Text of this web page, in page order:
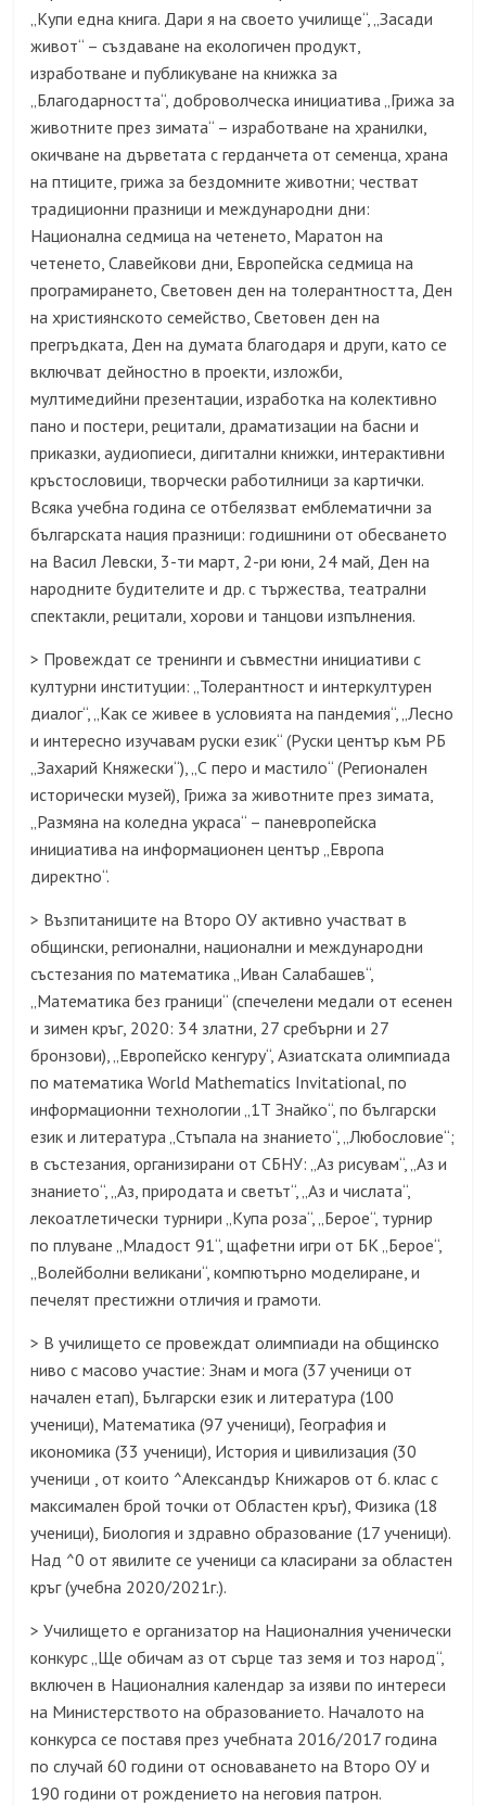
„Купи една книга. Дари я на своето училище“, „Засади
живот“ – създаване на екологичен продукт,
изработване и публикуване на книжка за
„Благодарността“, доброволческа инициатива „Грижа за
животните през зимата“ – изработване на хранилки,
окичване на дърветата с герданчета от семенца, храна
на птиците, грижа за бездомните животни; честват
традиционни празници и международни дни:
Национална седмица на четенето, Маратон на
четенето, Славейкови дни, Европейска седмица на
програмирането, Световен ден на толерантността, Ден
на християнското семейство, Световен ден на
прегръдката, Ден на думата благодаря и други, като се
включват дейностно в проекти, изложби,
мултимедийни презентации, изработка на колективно
пано и постери, рецитали, драматизации на басни и
приказки, аудиопиеси, дигитални книжки, интерактивни
кръстословици, творчески работилници за картички.
Всяка учебна година се отбелязват емблематични за
българската нация празници: годишнини от обесването
на Васил Левски, 3-ти март, 2-ри юни, 24 май, Ден на
народните будителите и др. с тържества, театрални
спектакли, рецитали, хорови и танцови изпълнения.
> Провеждат се тренинги и съвместни инициативи с
културни институции: „Толерантност и интеркултурен
диалог“, „Как се живее в условията на пандемия“, „Лесно
и интересно изучавам руски език“ (Руски център към РБ
„Захарий Княжески“), „С перо и мастило“ (Регионален
исторически музей), Грижа за животните през зимата,
„Размяна на коледна украса“ – паневропейска
инициатива на информационен център „Европа
директно“.
> Възпитаниците на Второ ОУ активно участват в
общински, регионални, национални и международни
състезания по математика „Иван Салабашев“,
„Математика без граници“ (спечелени медали от есенен
и зимен кръг, 2020: 34 златни, 27 сребърни и 27
бронзови), „Европейско кенгуру“, Азиатската олимпиада
по математика World Mathematics Invitational, по
информационни технологии „1Т Знайко“, по български
език и литература „Стъпала на знанието“, „Любословие“;
в състезания, организирани от СБНУ: „Аз рисувам“, „Аз и
знанието“, „Аз, природата и светът“, „Аз и числата“,
лекоатлетически турнири „Купа роза“, „Берое“, турнир
по плуване „Младост 91“, щафетни игри от БК „Берое“,
„Волейболни великани“, компютърно моделиране, и
печелят престижни отличия и грамоти.
> В училището се провеждат олимпиади на общинско
ниво с масово участие: Знам и мога (37 ученици от
начален етап), Български език и литература (100
ученици), Математика (97 ученици), География и
икономика (33 ученици), История и цивилизация (30
ученици , от които ^Александър Книжаров от 6. клас с
максимален брой точки от Областен кръг), Физика (18
ученици), Биология и здравно образование (17 ученици).
Над ^0 от явилите се ученици са класирани за областен
кръг (учебна 2020/2021г.).
> Училището е организатор на Националния ученически
конкурс „Ще обичам аз от сърце таз земя и тоз народ“,
включен в Националния календар за изяви по интереси
на Министерството на образованието. Началото на
конкурса се поставя през учебната 2016/2017 година
по случай 60 години от основаването на Второ ОУ и
190 години от рождението на неговия патрон.